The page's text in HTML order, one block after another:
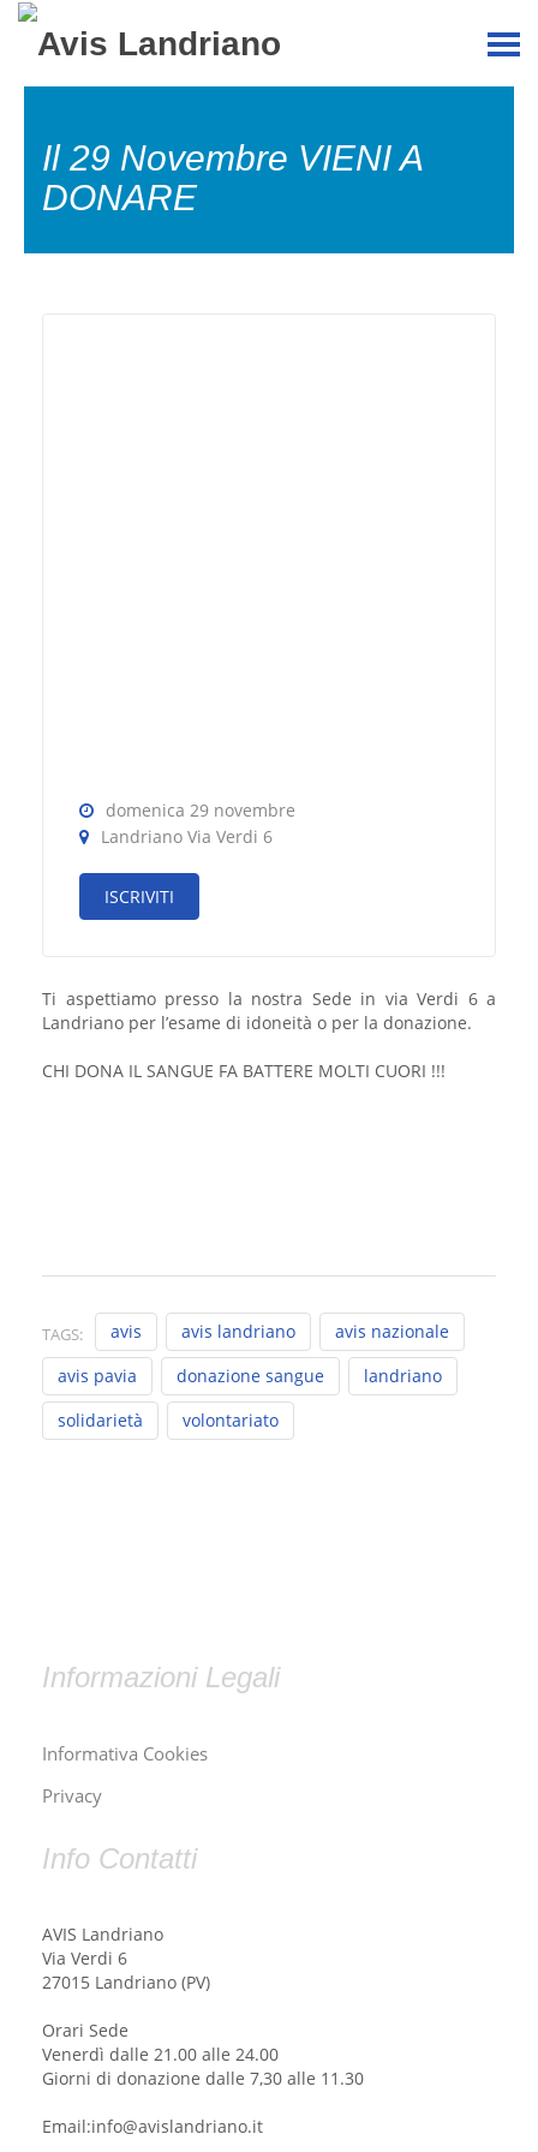
Il 29 Novembre VIENI A
DONARE
domenica 29 novembre
Landriano Via Verdi 6
ISCRIVITI
Ti aspettiamo presso la nostra Sede in via Verdi 6 a
Landriano per l’esame di idoneità o per la donazione.
CHI DONA IL SANGUE FA BATTERE MOLTI CUORI !!!
TAGS: avis avis landriano
avis nazionale
avis pavia
donazione sangue
landriano
solidarietà
volontariato
Informazioni Legali
Informativa Cookies
Privacy
Info Contatti
AVIS Landriano
Via Verdi 6
27015 Landriano (PV)
Orari Sede
Venerdì dalle 21.00 alle 24.00
Giorni di donazione dalle 7,30 alle 11.30
Email:info@avislandriano.it